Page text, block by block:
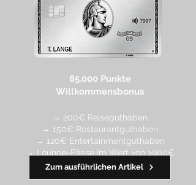
85.000 Punkte
Willkommensbonus
→ 200€ Reiseguthaben
→ 150€ Restaurantguthaben
→ 120€ Entertainmentguthaben
→ Lounge-Pässe im Wert von >900€
Zum ausführlichen Artikel